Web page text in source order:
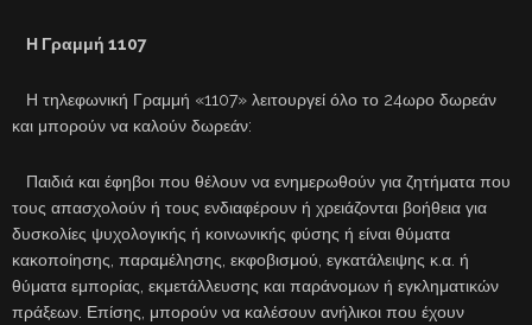
Η Γραμμή 1107
Η τηλεφωνική Γραμμή «1107» λειτουργεί όλο το 24ωρο δωρεάν
και μπορούν να καλούν δωρεάν:
Παιδιά και έφηβοι που θέλουν να ενημερωθούν για ζητήματα που
τους απασχολούν ή τους ενδιαφέρουν ή χρειάζονται βοήθεια για
δυσκολίες ψυχολογικής ή κοινωνικής φύσης ή είναι θύματα
κακοποίησης, παραμέλησης, εκφοβισμού, εγκατάλειψης κ.α. ή
θύματα εμπορίας, εκμετάλλευσης και παράνομων ή εγκληματικών
πράξεων. Επίσης, μπορούν να καλέσουν ανήλικοι που έχουν